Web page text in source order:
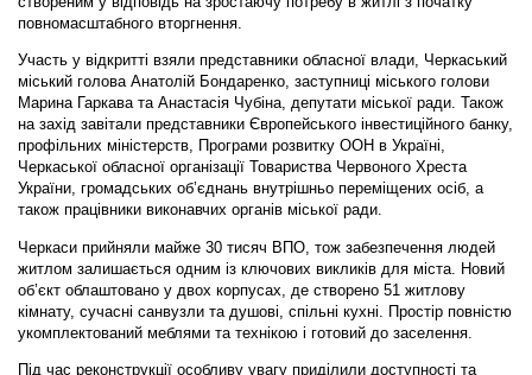
повномасштабного вторгнення.
Участь у відкритті взяли представники обласної влади, Черкаський
міський голова Анатолій Бондаренко, заступниці міського голови
Марина Гаркава та Анастасія Чубіна, депутати міської ради. Також
на захід завітали представники Європейського інвестиційного банку,
профільних міністерств, Програми розвитку ООН в Україні,
Черкаської обласної організації Товариства Червоного Хреста
України, громадських об’єднань внутрішньо переміщених осіб, а
також працівники виконавчих органів міської ради.
Черкаси прийняли майже 30 тисяч ВПО, тож забезпечення людей
житлом залишається одним із ключових викликів для міста. Новий
об’єкт облаштовано у двох корпусах, де створено 51 житлову
кімнату, сучасні санвузли та душові, спільні кухні. Простір повністю
укомплектований меблями та технікою і готовий до заселення.
Під час реконструкції особливу увагу приділили доступності та